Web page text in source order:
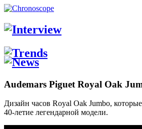
Audemars Piguet Royal Oak
Дизайн часов Royal Oak Jumbo,
40-летие легендарной модели.